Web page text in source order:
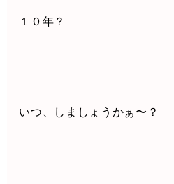
１０年？
いつ、しましょうかぁ〜？